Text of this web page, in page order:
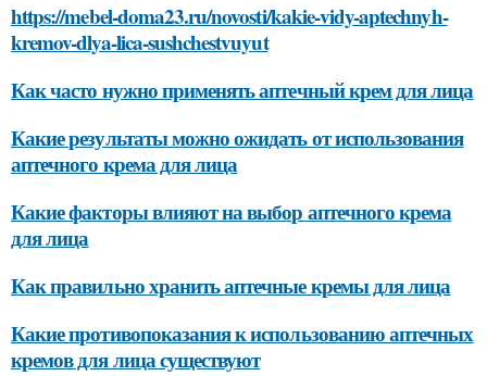
https://mebel-doma23.ru/novosti/kakie-vidy-aptechnyh-
kremov-dlya-lica-sushchestvuyut
Как часто нужно применять аптечный крем для лица
Какие результаты можно ожидать от использования
аптечного крема для лица
Какие факторы влияют на выбор аптечного крема
для лица
Как правильно хранить аптечные кремы для лица
Какие противопоказания к использованию аптечных
кремов для лица существуют